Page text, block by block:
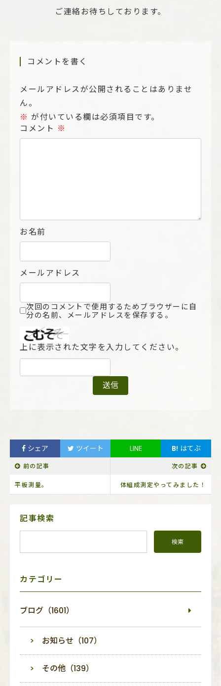
ご連絡お待ちしております。
コメントを書く
メールアドレスが公開されることはありませ
ん。
※ が付いている欄は必須項目です。
コメント ※
お名前
メールアドレス
次回のコメントで使用するためブラウザーに自
分の名前、メールアドレスを保存する。
上に表示された文字を入力してください。
シェア ツイート LINE B! はてぶ
前の記事
平板測量。
次の記事
体組成測定やってみました！
サ
ニ
記事検索
カテゴリー
ブログ（1601）
お知らせ（107）
その他（139）